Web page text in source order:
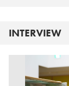
INTERVIEW